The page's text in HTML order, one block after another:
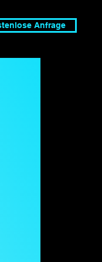
Anfrage